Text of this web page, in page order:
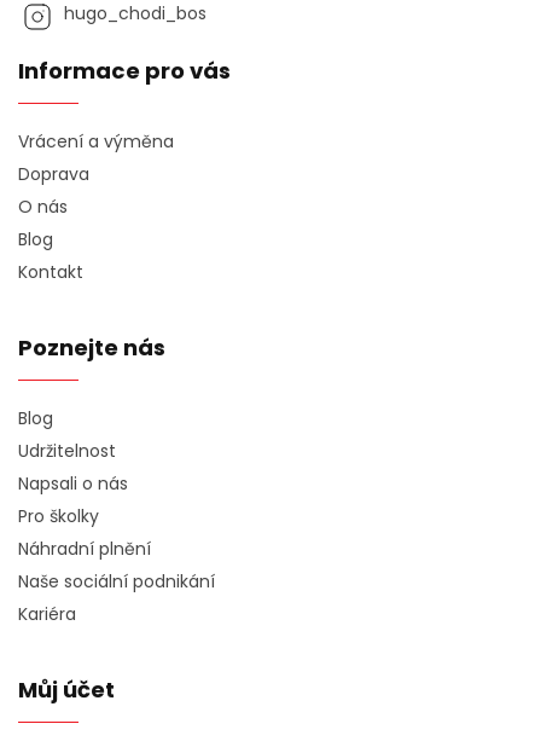
hugo_chodi_bos
Informace pro vás
Vrácení a výměna
Doprava
O nás
Blog
Kontakt
Poznejte nás
Blog
Udržitelnost
Napsali o nás
Pro školky
Náhradní plnění
Naše sociální podnikání
Kariéra
Můj účet